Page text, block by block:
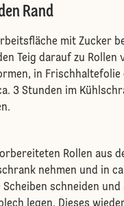
Rand
mit Zucker
Teig darauf zu Rollen
in Frischhaltefolie
3 Stunden im
Rollen aus
nehmen und in
Scheiben schneiden und